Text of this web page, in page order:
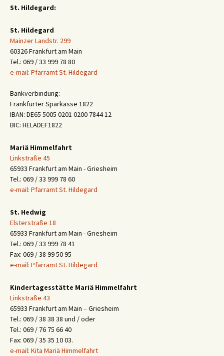
St. Hildegard:
St. Hildegard
Mainzer Landstr. 299
60326 Frankfurt am Main
Tel.: 069 / 33 999 78 80
e-mail: Pfarramt St. Hildegard
Bankverbindung:
Frankfurter Sparkasse 1822
IBAN: DE65 5005 0201 0200 7844 12
BIC: HELADEF1822
Mariä Himmelfahrt
Linkstraße 45
65933 Frankfurt am Main - Griesheim
Tel.: 069 / 33 999 78 60
e-mail: Pfarramt St. Hildegard
St. Hedwig
Elsterstraße 18
65933 Frankfurt am Main - Griesheim
Tel.: 069 / 33 999 78 41
Fax: 069 / 38 99 50 95
e-mail: Pfarramt St. Hildegard
Kindertagesstätte Mariä Himmelfahrt
Linkstraße 43
65933 Frankfurt am Main – Griesheim
Tel.: 069 / 38 38 38 und / oder
Tel.: 069 / 76 75 66 40
Fax: 069 / 35 35 10 03.
e-mail: Kita Mariä Himmelfahrt